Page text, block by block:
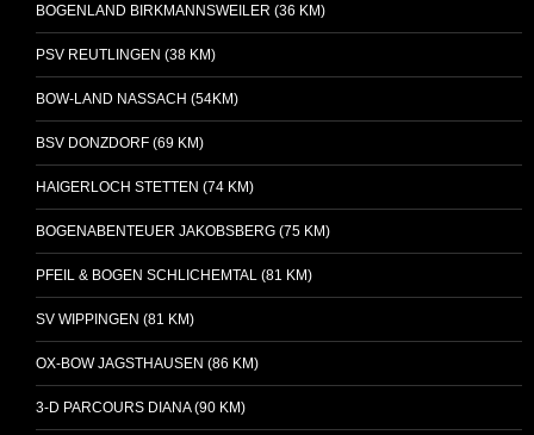
BOGENLAND BIRKMANNSWEILER (36 KM)
PSV REUTLINGEN (38 KM)
BOW-LAND NASSACH (54KM)
BSV DONZDORF (69 KM)
HAIGERLOCH STETTEN (74 KM)
BOGENABENTEUER JAKOBSBERG (75 KM)
PFEIL & BOGEN SCHLICHEMTAL (81 KM)
SV WIPPINGEN (81 KM)
OX-BOW JAGSTHAUSEN (86 KM)
3-D PARCOURS DIANA (90 KM)